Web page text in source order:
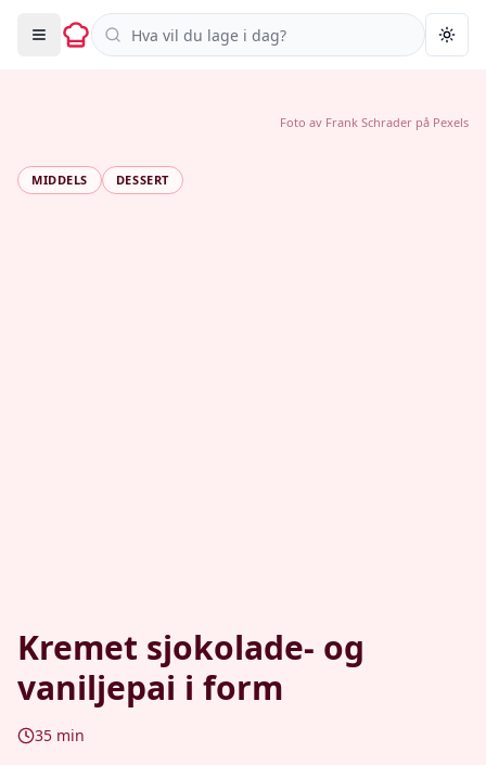
Søk i oppskrifter
MIDDELS DESSERT
Kremet sjokolade- og
vaniljepai i form
35 min
Foto av Frank Schrader på Pexels